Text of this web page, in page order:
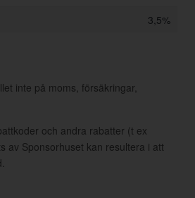
3,5%
inte på moms, försäkringar,
och andra rabatter (t ex
av Sponsorhuset kan resultera i att